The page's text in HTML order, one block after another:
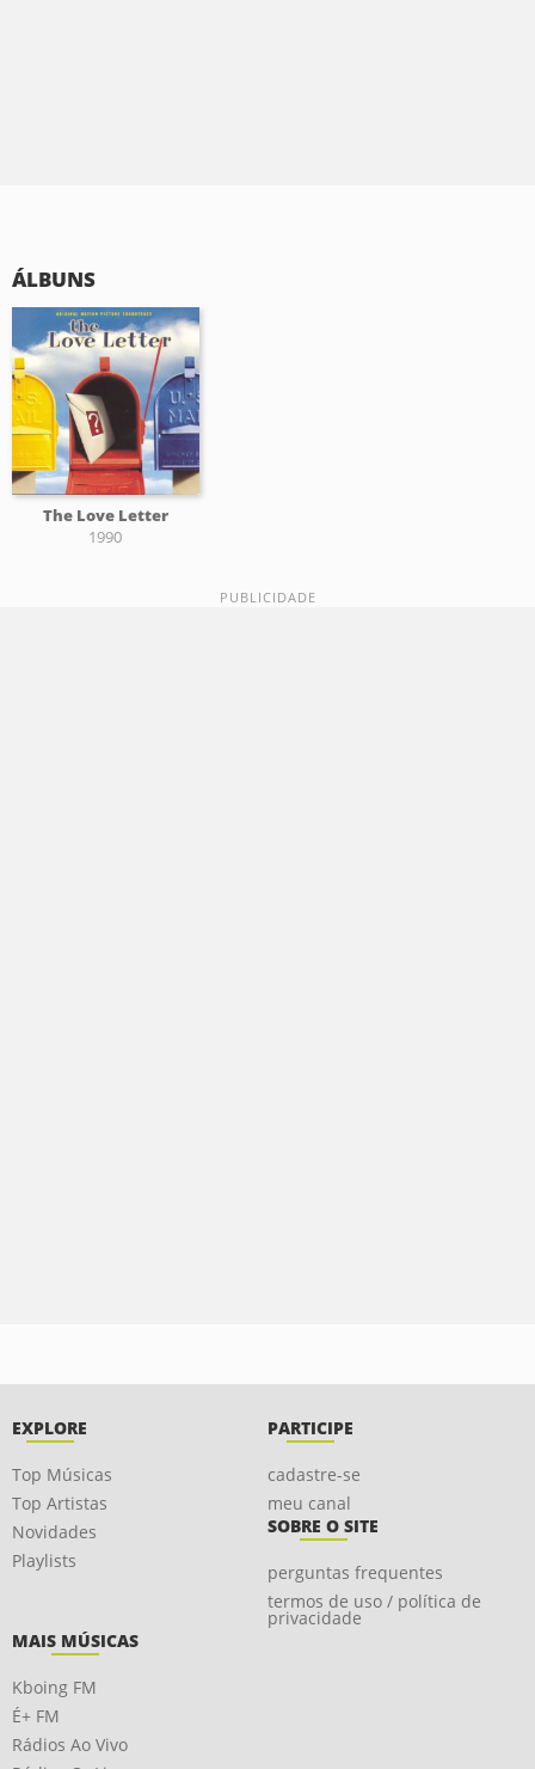
ÁLBUNS
The Love Letter
1990
EXPLORE
Top Músicas
Top Artistas
Novidades
Playlists
PARTICIPE
cadastre-se
meu canal
SOBRE O SITE
perguntas frequentes
termos de uso / política de
privacidade
MAIS MÚSICAS
Kboing FM
É+ FM
Rádios Ao Vivo